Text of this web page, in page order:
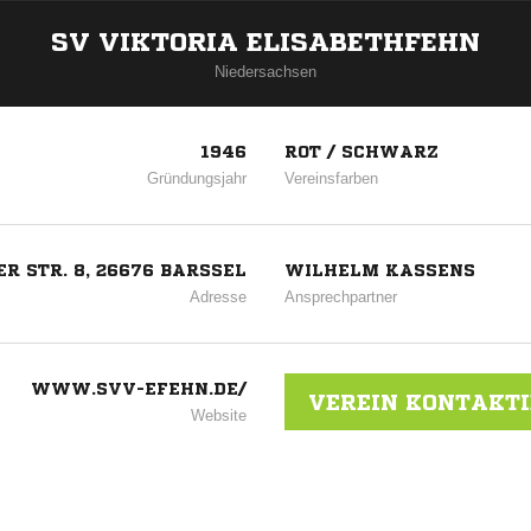
SV VIKTORIA ELISABETHFEHN
Niedersachsen
1946
Gründungsjahr
ROT / SCHWARZ
Vereinsfarben
STR. 8, 26676 BARSSEL
Adresse
WILHELM KASSENS
Ansprechpartner
WWW.SVV-EFEHN.DE/
Website
VEREIN